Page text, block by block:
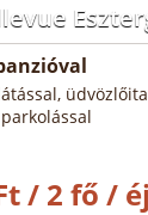
/ 2 fő /